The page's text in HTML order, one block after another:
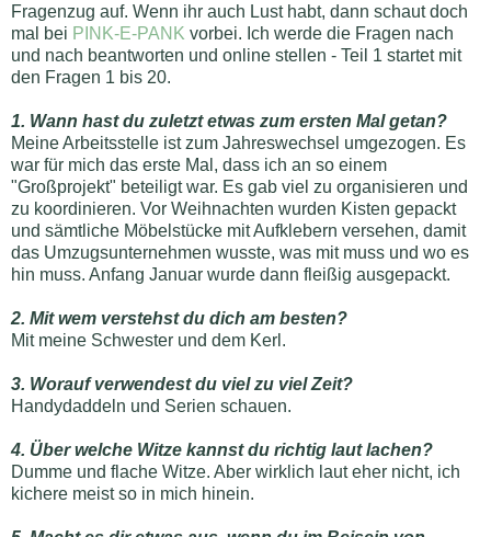
Fragenzug auf. Wenn ihr auch Lust habt, dann schaut doch
mal bei PINK-E-PANK vorbei. Ich werde die Fragen nach
und nach beantworten und online stellen - Teil 1 startet mit
den Fragen 1 bis 20.
1. Wann hast du zuletzt etwas zum ersten Mal getan?
Meine Arbeitsstelle ist zum Jahreswechsel umgezogen. Es
war für mich das erste Mal, dass ich an so einem
"Großprojekt" beteiligt war. Es gab viel zu organisieren und
zu koordinieren. Vor Weihnachten wurden Kisten gepackt
und sämtliche Möbelstücke mit Aufklebern versehen, damit
das Umzugsunternehmen wusste, was mit muss und wo es
hin muss. Anfang Januar wurde dann fleißig ausgepackt.
2. Mit wem verstehst du dich am besten?
Mit meine Schwester und dem Kerl.
3. Worauf verwendest du viel zu viel Zeit?
Handydaddeln und Serien schauen.
4. Über welche Witze kannst du richtig laut lachen?
Dumme und flache Witze. Aber wirklich laut eher nicht, ich
kichere meist so in mich hinein.